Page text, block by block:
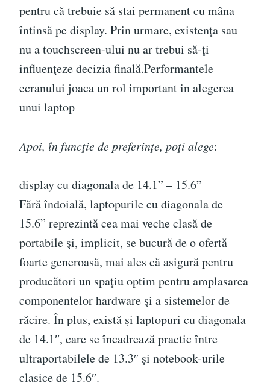
pentru că trebuie să stai permanent cu mâna
întinsă pe display. Prin urmare, existenţa sau
nu a touchscreen-ului nu ar trebui să-ţi
influenţeze decizia finală.Performantele
ecranului joaca un rol important in alegerea
unui laptop
Apoi, în funcţie de preferinţe, poţi alege:
display cu diagonala de 14.1” – 15.6”
Fără îndoială, laptopurile cu diagonala de
15.6” reprezintă cea mai veche clasă de
portabile şi, implicit, se bucură de o ofertă
foarte generoasă, mai ales că asigură pentru
producători un spaţiu optim pentru amplasarea
componentelor hardware şi a sistemelor de
răcire. În plus, există şi laptopuri cu diagonala
de 14.1″, care se încadrează practic între
ultraportabilele de 13.3″ şi notebook-urile
clasice de 15.6″.